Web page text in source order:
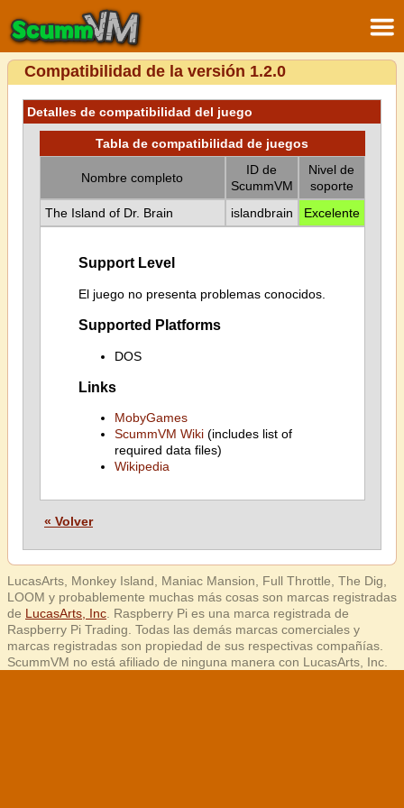
Compatibilidad de la versión 1.2.0
Detalles de compatibilidad del juego
Tabla de compatibilidad de juegos
Nombre completo
ID de
ScummVM
Nivel de
soporte
The Island of Dr. Brain
islandbrain Excelente
Support Level
El juego no presenta problemas conocidos.
Supported Platforms
DOS
Links
MobyGames
ScummVM Wiki(includes list of
required data files)
Wikipedia
« Volver
LucasArts, Monkey Island, Maniac Mansion, Full Throttle, The Dig,
LOOM y probablemente muchas más cosas son marcas registradas
de LucasArts, Inc . Raspberry Pi es una marca registrada de
Raspberry Pi Trading. Todas las demás marcas comerciales y
marcas registradas son propiedad de sus respectivas compañías.
ScummVM no está afiliado de ninguna manera con LucasArts, Inc.